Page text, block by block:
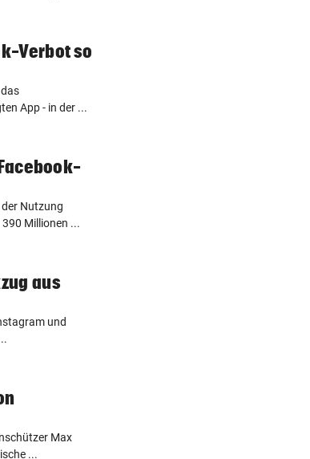
Verbot so
App - in der ...
Nutzung
Millionen ...
aus
und
Max
...